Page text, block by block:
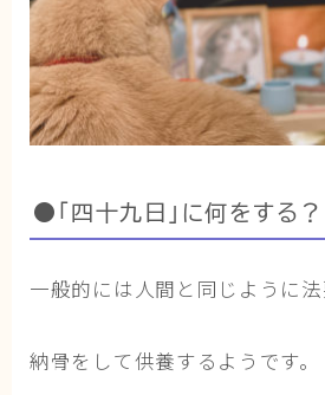
●「四十九日」に何をする？
一般的には人間と同じように
納骨をして供養するようです。